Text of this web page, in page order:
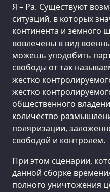
Я – Ра. Существуют
ситуаций, в которых
континента и земного
вовлечены в вид
можешь уподобить
свободы от так
жестко
жестко
общественного
количество
поляризации,
свободой и контролем.
При этом сценарии,
данной сборке
полного уничтожения